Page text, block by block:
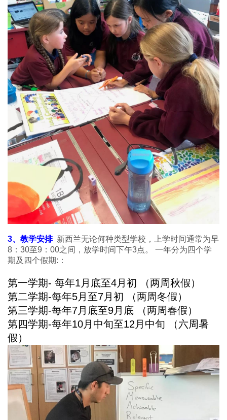
3、教学安排 新西兰无论何种类型学校，上学时间通常为早
8：30至9：00之间，放学时间下午3点。 一年分为四个学
期及四个假期:：
第一学期- 每年1月底至4月初 （两周秋假）
第二学期-每年5月至7月初 （两周冬假）
第三学期-每年7月底至9月底 （两周春假）
第四学期-每年10月中旬至12月中旬 （六周暑
假）